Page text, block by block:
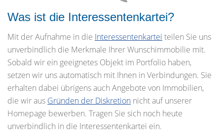
Was ist die Interessentenkartei?
Mit der Aufnahme in die Interessentenkartei teilen Sie uns
unverbindlich die Merkmale Ihrer Wunschimmobilie mit.
Sobald wir ein geeignetes Objekt im Portfolio haben,
setzen wir uns automatisch mit Ihnen in Verbindungen. Sie
erhalten dabei übrigens auch Angebote von Immobilien,
die wir aus Gründen der Diskretion nicht auf unserer
Homepage bewerben. Tragen Sie sich noch heute
unverbindlich in die Interessentenkartei ein.